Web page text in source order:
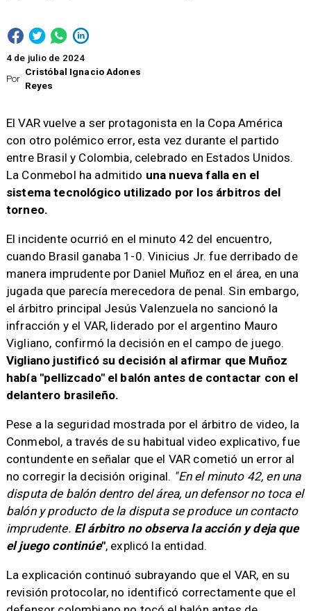
Por
Cristóbal Ignacio Adones
Reyes
4 de julio de 2024
El VAR vuelve a ser protagonista en la Copa América
con otro polémico error, esta vez durante el partido
entre Brasil y Colombia, celebrado en Estados Unidos.
La Conmebol ha admitido una nueva falla en el
sistema tecnológico utilizado por los árbitros del
torneo.
El incidente ocurrió en el minuto 42 del encuentro,
cuando Brasil ganaba 1-0. Vinicius Jr. fue derribado de
manera imprudente por Daniel Muñoz en el área, en una
jugada que parecía merecedora de penal. Sin embargo,
el árbitro principal Jesús Valenzuela no sancionó la
infracción y el VAR, liderado por el argentino Mauro
Vigliano, confirmó la decisión en el campo de juego.
Vigliano justificó su decisión al afirmar que Muñoz
había "pellizcado" el balón antes de contactar con el
delantero brasileño.
Pese a la seguridad mostrada por el árbitro de video, la
Conmebol, a través de su habitual video explicativo, fue
contundente en señalar que el VAR cometió un error al
no corregir la decisión original. "En el minuto 42, en una
disputa de balón dentro del área, un defensor no toca el
balón y producto de la disputa se produce un contacto
imprudente. El árbitro no observa la acción y deja que
el juego continúe", explicó la entidad.
La explicación continuó subrayando que el VAR, en su
revisión protocolar, no identificó correctamente que el